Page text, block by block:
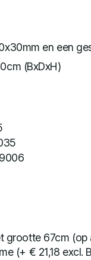
en een
(BxDxH)
grootte 67cm (op
(+ € 21,18 excl.